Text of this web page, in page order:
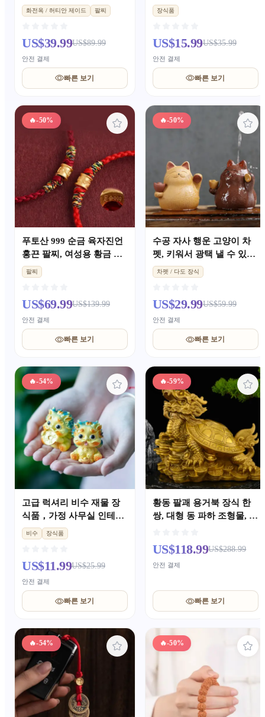
슬, 남녀 커플 장신구
화전옥 / 허티안 제이드 팔찌
US$39.99US$89.99
안전 결제
빠른 보기
품, 고급 책상·차량 공예 선
물
장식품
US$15.99US$35.99
안전 결제
빠른 보기
🔥-50%
푸토산 999 순금 육자진언
홍끈 팔찌, 여성용 황금 행
운구슬, 본명년 기원 선물
팔찌
US$69.99US$139.99
안전 결제
빠른 보기
🔥-50%
수공 자사 행운 고양이 차
펫, 키워서 광택 낼 수 있는
다도 소품, 귀여운 길상 인
테리어 장식
차펫 / 다도 장식
US$29.99US$59.99
안전 결제
빠른 보기
🔥-54%
고급 럭셔리 비수 재물 장
식품，가정 사무실 인테리
어，이사·개업 기념 선물
비수 장식품
US$11.99US$25.99
안전 결제
빠른 보기
🔥-59%
황동 팔괘 용거북 장식 한
쌍, 대형 동 파하 조형물, 거
풍 인테리어 소품
US$118.99US$288.99
안전 결제
빠른 보기
🔥-54% 🔥-50%